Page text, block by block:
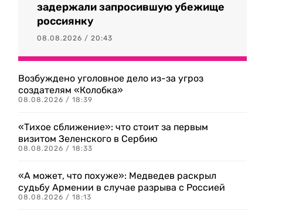
задержали запросившую убежище
россиянку
08.08.2026 / 20:43
Возбуждено уголовное дело из-за угроз
создателям «Колобка»
08.08.2026 / 18:39
«Тихое сближение»: что стоит за первым
визитом Зеленского в Сербию
08.08.2026 / 18:33
«А может, что похуже»: Медведев раскрыл
судьбу Армении в случае разрыва с Россией
08.08.2026 / 18:13